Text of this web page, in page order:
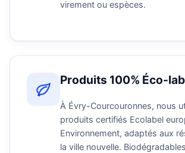
virement ou espèces.
Produits 100% Éco-
À Évry-Courcouronnes, nous
produits certifiés Ecolabel
Environnement, adaptés aux
la ville nouvelle.